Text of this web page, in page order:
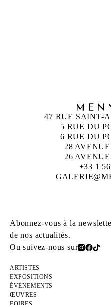
47 RUE SAINT-
5 RUE DU
6 RUE DU
28
26
+33 1
Abonnez-vous à la
de nos actualités.
Ou suivez-nous sur
ARTISTES
EXPOSITIONS
ÉVÉNEMENTS
ŒUVRES